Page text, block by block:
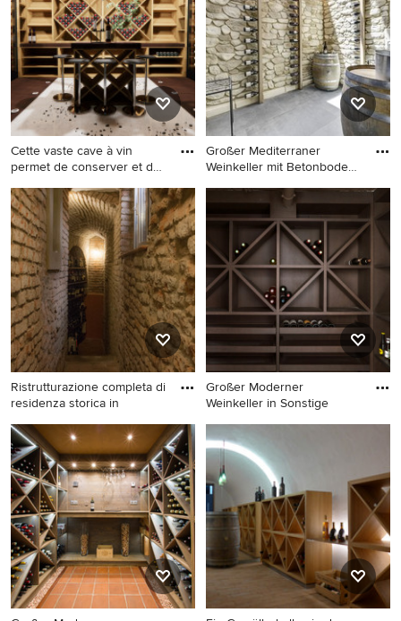
Cette vaste cave à vin
permet de conserver et de
Großer Moderner Weinkeller
mit dunklem Holzboden in
Dijon
Großer Mediterraner
Weinkeller mit Betonboden
Großer Mediterraner
Weinkeller mit Betonboden
in Montpellier
Ristrutturazione completa di
residenza storica in
Großer Klassischer
Weinkeller mit Marmorboden
in Sonstige
Großer Moderner
Weinkeller in Sonstige
Großer Moderner Weinkeller
in Sonstige